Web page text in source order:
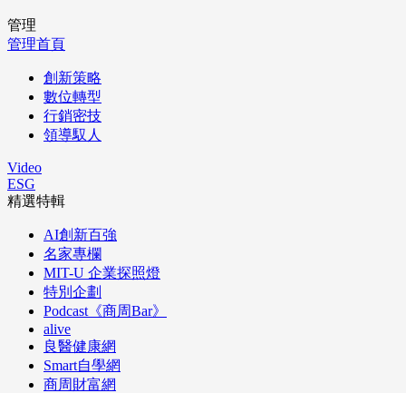
管理
管理首頁
創新策略
數位轉型
行銷密技
領導馭人
Video
ESG
精選特輯
AI創新百強
名家專欄
MIT-U 企業探照燈
特別企劃
Podcast《商周Bar》
alive
良醫健康網
Smart自學網
商周財富網